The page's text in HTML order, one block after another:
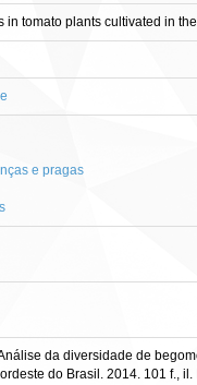
in tomato plants cultivated in
e pragas
da diversidade de
do Brasil. 2014. 101 f.,